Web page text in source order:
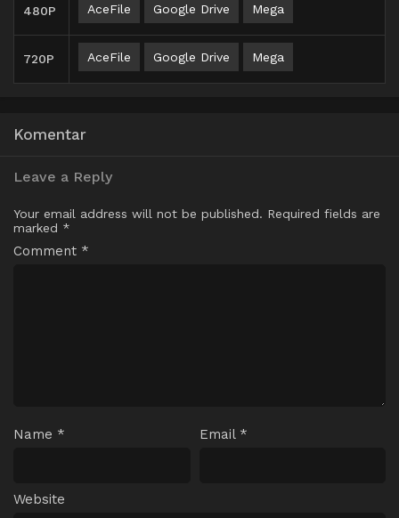
480P AceFile Google Drive Mega
720P AceFile Google Drive Mega
Komentar
Leave a Reply
Your email address will not be published. Required fields are
marked *
Comment *
Name * Email *
Website